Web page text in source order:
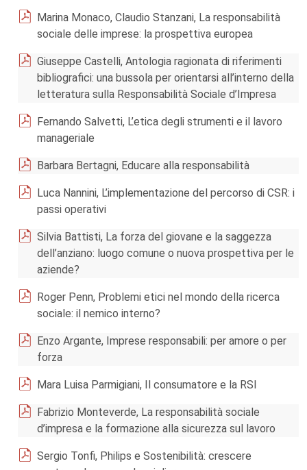
Marina Monaco, Claudio Stanzani, La responsabilità
sociale delle imprese: la prospettiva europea
Giuseppe Castelli, Antologia ragionata di riferimenti
bibliografici: una bussola per orientarsi all’interno della
letteratura sulla Responsabilità Sociale d’Impresa
Fernando Salvetti, L’etica degli strumenti e il lavoro
manageriale
Barbara Bertagni, Educare alla responsabilità
Luca Nannini, L’implementazione del percorso di CSR: i
passi operativi
Silvia Battisti, La forza del giovane e la saggezza
dell’anziano: luogo comune o nuova prospettiva per le
aziende?
Roger Penn, Problemi etici nel mondo della ricerca
sociale: il nemico interno?
Enzo Argante, Imprese responsabili: per amore o per
forza
Mara Luisa Parmigiani, Il consumatore e la RSI
Fabrizio Monteverde, La responsabilità sociale
d’impresa e la formazione alla sicurezza sul lavoro
Sergio Tonfi, Philips e Sostenibilità: crescere